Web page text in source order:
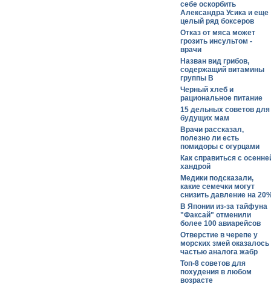
себе оскорбить
Александра Усика и еще
целый ряд боксеров
Отказ от мяса может
грозить инсультом -
врачи
Назван вид грибов,
содержащий витамины
группы В
Черный хлеб и
рациональное питание
15 дельных советов для
будущих мам
Врачи рассказал,
полезно ли есть
помидоры с огурцами
Как справиться с
хандрой
Медики подсказали,
какие семечки могут
снизить давление на
В Японии из-за тайфуна
"Факсай" отменили
более 100 авиарейсов
Отверстие в черепе у
морских змей оказалось
частью аналога жабр
Топ-8 советов для
похудения в любом
возрасте